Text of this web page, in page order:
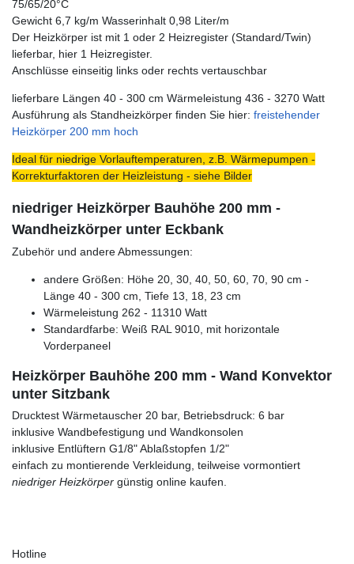
75/65/20°C
Gewicht 6,7 kg/m Wasserinhalt 0,98 Liter/m
Der Heizkörper ist mit 1 oder 2 Heizregister (Standard/Twin)
lieferbar, hier 1 Heizregister.
Anschlüsse einseitig links oder rechts vertauschbar
lieferbare Längen 40 - 300 cm Wärmeleistung 436 - 3270 Watt
Ausführung als Standheizkörper finden Sie hier: freistehender
Heizkörper 200 mm hoch
Ideal für niedrige Vorlauftemperaturen, z.B. Wärmepumpen -
Korrekturfaktoren der Heizleistung - siehe Bilder
niedriger Heizkörper Bauhöhe 200 mm -
Wandheizkörper unter Eckbank
Zubehör und andere Abmessungen:
andere Größen: Höhe 20, 30, 40, 50, 60, 70, 90 cm -
Länge 40 - 300 cm, Tiefe 13, 18, 23 cm
Wärmeleistung 262 - 11310 Watt
Standardfarbe: Weiß RAL 9010, mit horizontale
Vorderpaneel
Heizkörper Bauhöhe 200 mm - Wand Konvektor
unter Sitzbank
Drucktest Wärmetauscher 20 bar, Betriebsdruck: 6 bar
inklusive Wandbefestigung und Wandkonsolen
inklusive Entlüftern G1/8" Ablaßstopfen 1/2"
einfach zu montierende Verkleidung, teilweise vormontiert
niedriger Heizkörper günstig online kaufen.
Hotline